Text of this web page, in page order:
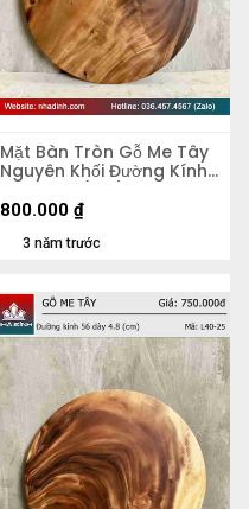
Mặt Bàn Tròn Gỗ Me Tây
Nguyên Khối Đường Kính
47 Dày 5 (cm)
3 năm trước
800.000 ₫